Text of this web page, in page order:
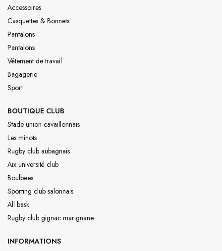
Accessoires
Casquettes & Bonnets
Pantalons
Pantalons
Vêtement de travail
Bagagerie
Sport
BOUTIQUE CLUB
Stade union cavaillonnais
Les minots
Rugby club aubagnais
Aix université club
Boulbees
Sporting club salonnais
All bask
Rugby club gignac marignane
INFORMATIONS